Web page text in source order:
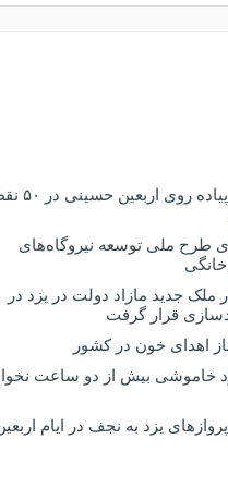
برگزاری پیاده روی
طرح ملی توسعه نیروگاه‌های
ملک جدید مازاد دولت در یزد در
قرار گرفت
اهدای خون در کشور
خاموشی بیش از دو ساعت
یزد به نجف در ایام